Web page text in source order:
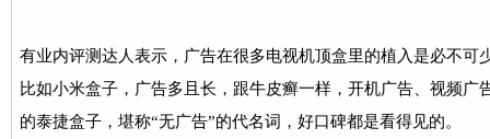
有业内评测达人表示，广告在很多电视机顶盒里的植入是必不可
比如小米盒子，广告多且长，跟牛皮癣一样，开机广告、视频广
的泰捷盒子，堪称“无广告”的代名词，好口碑都是看得见的。